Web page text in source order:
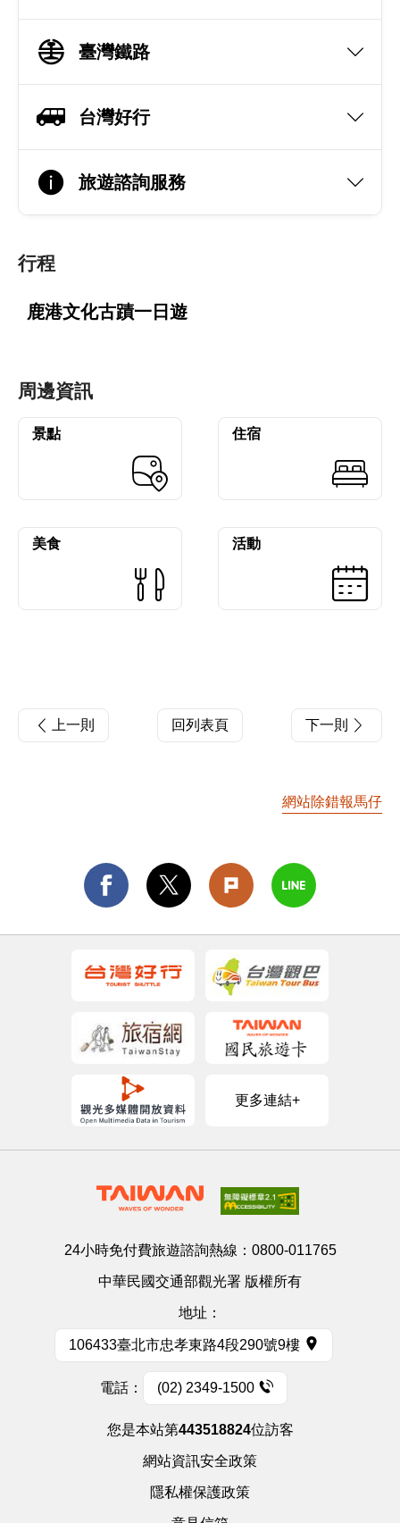
臺灣鐵路
台灣好行
旅遊諮詢服務
行程
鹿港文化古蹟一日遊
周邊資訊
景點 住宿
美食 活動
上一則 回列表頁 下一則
網站除錯報馬仔
更多連結+
24小時免付費旅遊諮詢熱線： 0800-011765
中華民國交通部觀光署 版權所有
地址：
106433臺北市忠孝東路4段290號9樓
電話： (02) 2349-1500
您是本站第443518824位訪客
網站資訊安全政策
隱私權保護政策